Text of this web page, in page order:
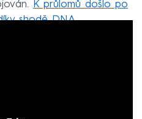
K průlomů došlo po
shodě DNA.